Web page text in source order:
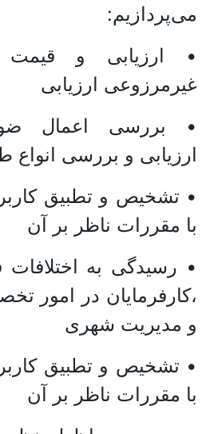
می‌پردازیم:
• ارزیابی و قیمت
غیرمرزوعی ارزیابی
• بررسی اعمال
ارزیابی و بررسی
• تشخیص و تطبیق
با مقررات ناظر بر آن
• رسیدگی به اختلافات
،کارفرمایان در امور
و مدیریت شهری
• تشخیص و تطبیق
با مقررات ناظر بر آن